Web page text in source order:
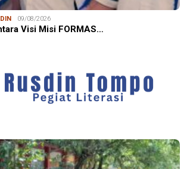
09/08/2026
Visi Misi FORMAS…